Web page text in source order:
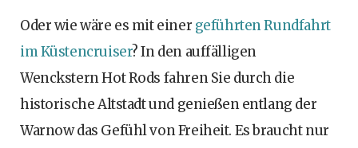
Oder wie wäre es mit einer geführten Rundfahrt
im Küstencruiser? In den auffälligen
Wenckstern Hot Rods fahren Sie durch die
historische Altstadt und genießen entlang der
Warnow das Gefühl von Freiheit. Es braucht nur